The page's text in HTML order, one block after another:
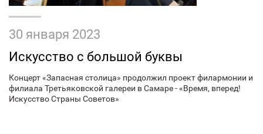
30 января 2023
Искусство с большой буквы
Концерт «Запасная столица» продолжил проект филармонии и
филиала Третьяковской галереи в Самаре - «Время, вперед!
Искусство Страны Советов»